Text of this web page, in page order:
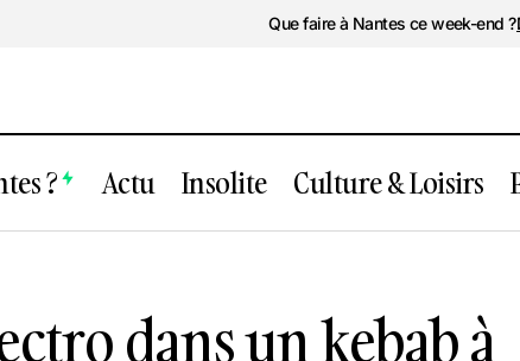
Que faire à Nantes ce week-end ?
? Actu Insolite Culture & Loisirs
dans un kebab à